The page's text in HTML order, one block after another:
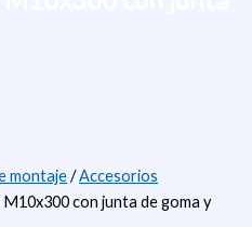
montaje/Accesorios
con junta de goma y